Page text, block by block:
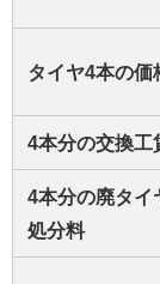
タイヤ4本の価
4本分の交換工
4本分の廃タイ
処分料